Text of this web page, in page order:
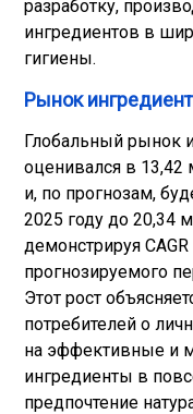
разработку,
ингредиентов в
гигиены.
Рынок
Глобальный рынок
оценивался в
и, по прогнозам,
2025 году до 20,34
демонстрируя
прогнозируемого
Этот рост
потребителей о
на эффективные и
ингредиенты в
предпочтение